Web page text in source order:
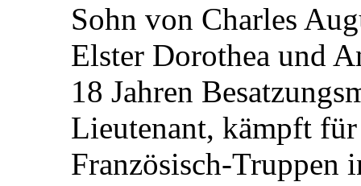
Sohn von Charles
Elster Dorothea und
18 Jahren
Lieutenant, kämpft
Französisch-Truppen